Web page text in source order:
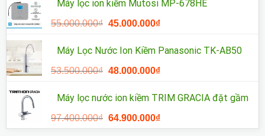
85.000.000₫.
Máy lọc ion kiềm Mutosi MP-678HE
55.000.000₫ Giá
là:
45.000.000₫Giá
tại
45.000.000₫.
Máy Lọc Nước Ion Kiềm Panasonic TK-AB50
53.500.000₫ Giá
là:
48.000.000₫Giá
tại
48.000.000₫.
Máy lọc nước ion kiềm TRIM GRACIA đặt gầm
97.400.000₫ Giá
gốc
64.900.000₫Giá
hiện